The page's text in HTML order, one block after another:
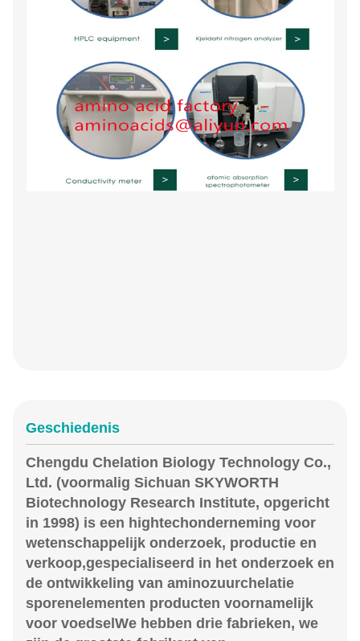
Geschiedenis
Chengdu Chelation Biology Technology Co.,
Ltd. (voormalig Sichuan SKYWORTH
Biotechnology Research Institute, opgericht
in 1998) is een hightechonderneming voor
wetenschappelijk onderzoek, productie en
verkoop,gespecialiseerd in het onderzoek en
de ontwikkeling van aminozuurchelatie
sporenelementen producten voornamelijk
voor voedselWe hebben drie fabrieken, we